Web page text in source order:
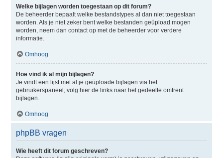
Welke bijlagen worden toegestaan op dit forum?
De beheerder bepaalt welke bestandstypes al dan niet toegestaan
worden. Als je niet zeker bent welke bestanden geüpload mogen
worden, neem dan contact op met de beheerder voor verdere
informatie.
Omhoog
Hoe vind ik al mijn bijlagen?
Je vindt een lijst met al je geüploade bijlagen via het
gebruikerspaneel, volg hier de links naar het gedeelte omtrent
bijlagen.
Omhoog
phpBB vragen
Wie heeft dit forum geschreven?